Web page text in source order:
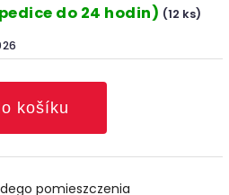
do 24 hodin) (12 ks)
košíku
pomieszczenia